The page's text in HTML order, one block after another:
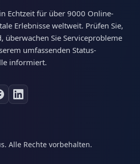
Echtzeit für über 9000 Online-
Erlebnisse weltweit. Prüfen Sie,
überwachen Sie Serviceprobleme
umfassenden Status-
informiert.
Alle Rechte vorbehalten.